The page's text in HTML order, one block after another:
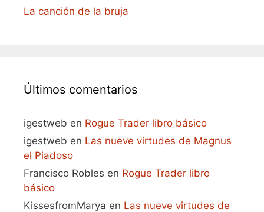
La canción de la bruja
Últimos comentarios
igestweb en Rogue Trader libro básico
igestweb en Las nueve virtudes de Magnus
el Piadoso
Francisco Robles en Rogue Trader libro
básico
KissesfromMarya en Las nueve virtudes de